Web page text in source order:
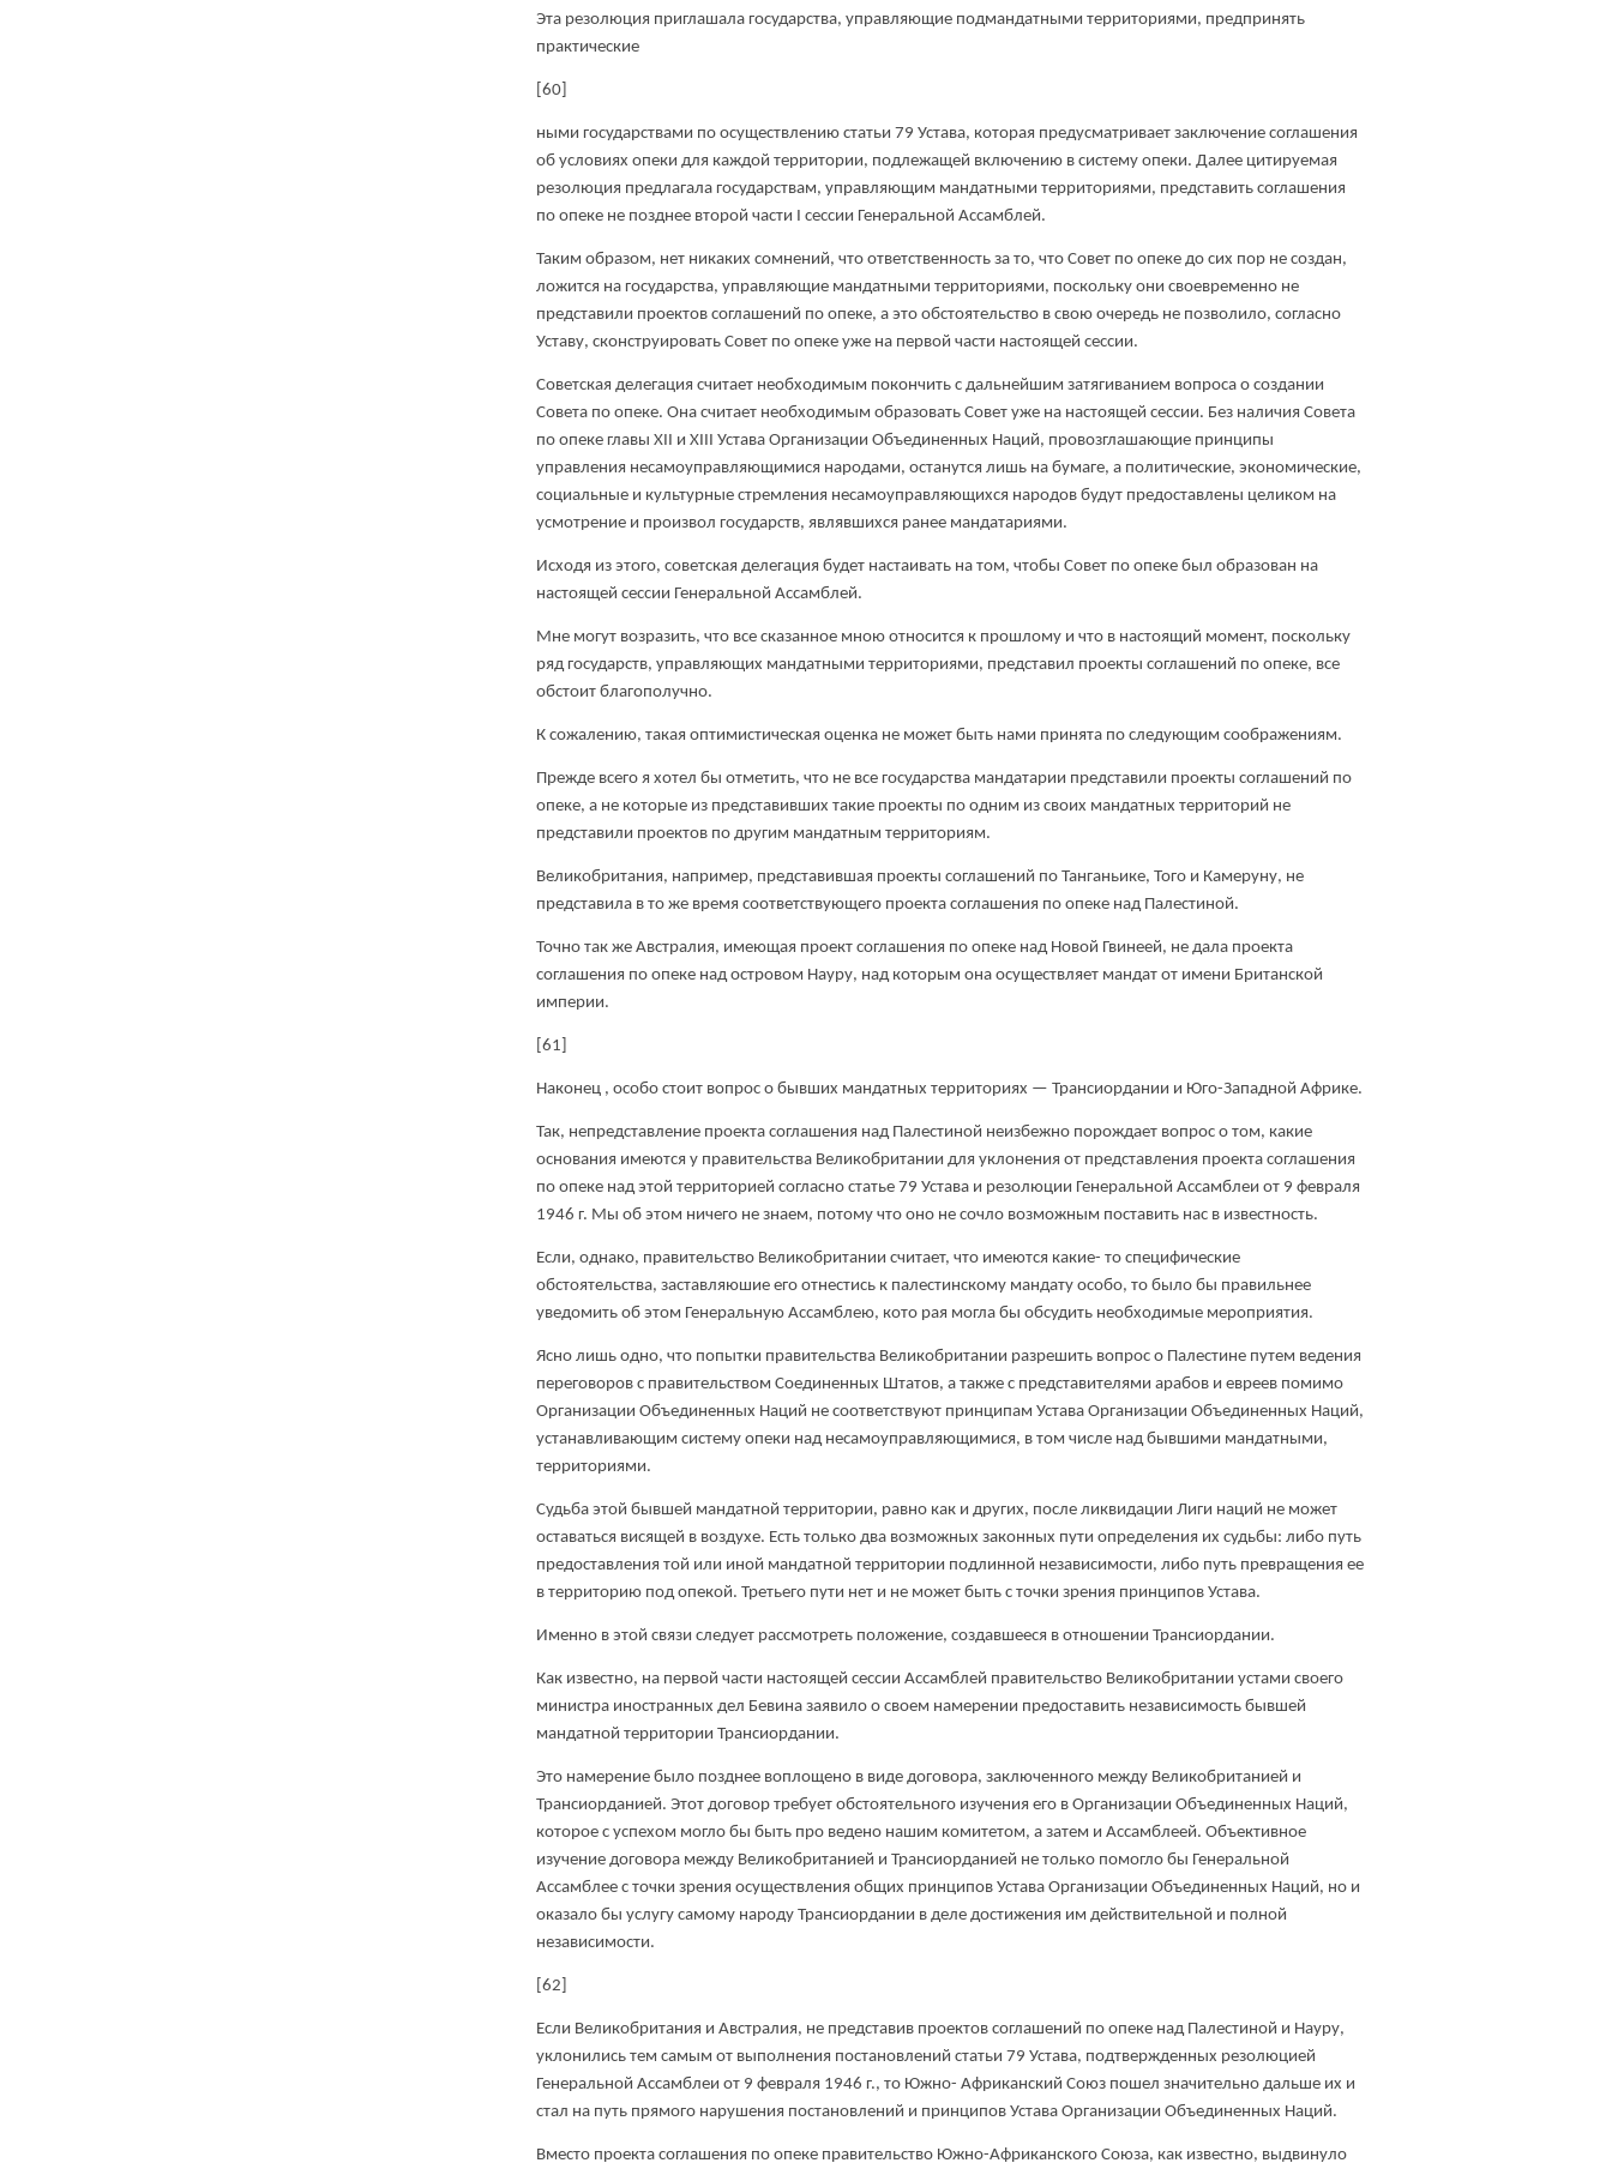
Эта резолюция приглашала государства, управляющие подмандатными территориями, предпринять
практические
[60]
ными государствами по осуществлению статьи 79 Устава, которая предусматривает заключение соглашения
об условиях опеки для каждой территории, подлежащей включению в систему опеки. Далее цитируемая
резолюция предлагала государствам, управляющим мандатными территориями, представить соглашения
по опеке не позднее второй части I сессии Генеральной Ассамблей.
Таким образом, нет никаких сомнений, что ответственность за то, что Совет по опеке до сих пор не создан,
ложится на государства, управляющие мандатными территориями, поскольку они своевременно не
представили проектов соглашений по опеке, а это обстоятельство в свою очередь не позволило, согласно
Уставу, сконструировать Совет по опеке уже на первой части настоящей сессии.
Советская делегация считает необходимым покончить с дальнейшим затягиванием вопроса о создании
Совета по опеке. Она считает необходимым образовать Совет уже на настоящей сессии. Без наличия Совета
по опеке главы XII и XIII Устава Организации Объединенных Наций, провозглашающие принципы
управления несамоуправляющимися народами, останутся лишь на бумаге, а политические, экономические,
социальные и культурные стремления несамоуправляющихся народов будут предоставлены целиком на
усмотрение и произвол государств, являвшихся ранее мандатариями.
Исходя из этого, советская делегация будет настаивать на том, чтобы Совет по опеке был образован на
настоящей сессии Генеральной Ассамблей.
Мне могут возразить, что все сказанное мною относится к прошлому и что в настоящий момент, поскольку
ряд государств, управляющих мандатными территориями, представил проекты соглашений по опеке, все
обстоит благополучно.
К сожалению, такая оптимистическая оценка не может быть нами принята по следующим соображениям.
Прежде всего я хотел бы отметить, что не все государства мандатарии представили проекты соглашений по
опеке, а не которые из представивших такие проекты по одним из своих мандатных территорий не
представили проектов по другим мандатным территориям.
Великобритания, например, представившая проекты соглашений по Танганьике, Того и Камеруну, не
представила в то же время соответствующего проекта соглашения по опеке над Палестиной.
Точно так же Австралия, имеющая проект соглашения по опеке над Новой Гвинеей, не дала проекта
соглашения по опеке над островом Науру, над которым она осуществляет мандат от имени Британской
империи.
[61]
Наконец , особо стоит вопрос о бывших мандатных территориях — Трансиордании и Юго-Западной Африке.
Так, непредставление проекта соглашения над Палестиной неизбежно порождает вопрос о том, какие
основания имеются у правительства Великобритании для уклонения от представления проекта соглашения
по опеке над этой территорией согласно статье 79 Устава и резолюции Генеральной Ассамблеи от 9 февраля
1946 г. Мы об этом ничего не знаем, потому что оно не сочло возможным поставить нас в известность.
Если, однако, правительство Великобритании считает, что имеются какие- то специфические
обстоятельства, заставляюшие его отнестись к палестинскому мандату особо, то было бы правильнее
уведомить об этом Генеральную Ассамблею, кото рая могла бы обсудить необходимые мероприятия.
Ясно лишь одно, что попытки правительства Великобритании разрешить вопрос о Палестине путем ведения
переговоров с правительством Соединенных Штатов, а также с представителями арабов и евреев помимо
Организации Объединенных Наций не соответствуют принципам Устава Организации Объединенных Наций,
устанавливающим систему опеки над несамоуправляющимися, в том числе над бывшими мандатными,
территориями.
Судьба этой бывшей мандатной территории, равно как и других, после ликвидации Лиги наций не может
оставаться висящей в воздухе. Есть только два возможных законных пути определения их судьбы: либо путь
предоставления той или иной мандатной территории подлинной независимости, либо путь превращения ее
в территорию под опекой. Третьего пути нет и не может быть с точки зрения принципов Устава.
Именно в этой связи следует рассмотреть положение, создавшееся в отношении Трансиордании.
Как известно, на первой части настоящей сессии Ассамблей правительство Великобритании устами своего
министра иностранных дел Бевина заявило о своем намерении предоставить независимость бывшей
мандатной территории Трансиордании.
Это намерение было позднее воплощено в виде договора, заключенного между Великобританией и
Трансиорданией. Этот договор требует обстоятельного изучения его в Организации Объединенных Наций,
которое с успехом могло бы быть про ведено нашим комитетом, а затем и Ассамблеей. Объективное
изучение договора между Великобританией и Трансиорданией не только помогло бы Генеральной
Ассамблее с точки зрения осуществления общих принципов Устава Организации Объединенных Наций, но и
оказало бы услугу самому народу Трансиордании в деле достижения им действительной и полной
независимости.
[62]
Если Великобритания и Австралия, не представив проектов соглашений по опеке над Палестиной и Науру,
уклонились тем самым от выполнения постановлений статьи 79 Устава, подтвержденных резолюцией
Генеральной Ассамблеи от 9 февраля 1946 г., то Южно- Африканский Союз пошел значительно дальше их и
стал на путь прямого нарушения постановлений и принципов Устава Организации Объединенных Наций.
Вместо проекта соглашения по опеке правительство Южно-Африканского Союза, как известно, выдвинуло